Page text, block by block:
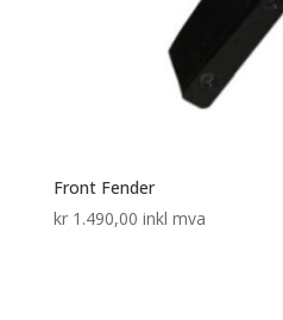
Front Fender
kr1.490,00 inkl mva